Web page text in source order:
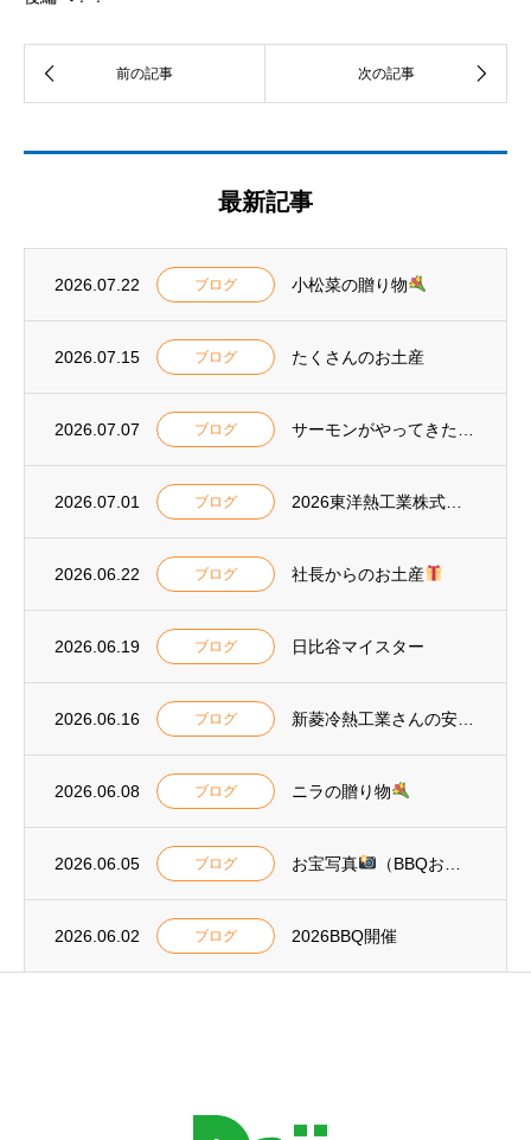
最新記事
2026.07.22 ブログ 小松菜の贈り物
2026.07.15 ブログ たくさんのお土産
2026.07.07 ブログ
2026.07.01 ブログ
2026.06.22 ブログ 社長からのお土産
2026.06.19 ブログ 日比谷マイスター
2026.06.16 ブログ
2026.06.08 ブログ ニラの贈り物
2026.06.05 ブログ お宝写真 （BBQおまけ）
2026.06.02 ブログ 2026BBQ開催